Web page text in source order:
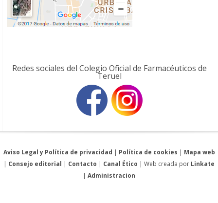
Redes sociales del Colegio Oficial de Farmacéuticos de
Teruel
Aviso Legal y Política de privacidad | Política de cookies | Mapa web
| Consejo editorial | Contacto | Canal Ético | Web creada por Linkate
| Administracion